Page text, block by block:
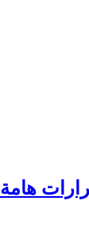
هامة